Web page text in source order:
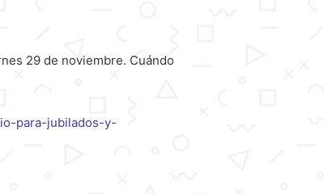
29 de noviembre. Cuándo
para-jubilados-y-